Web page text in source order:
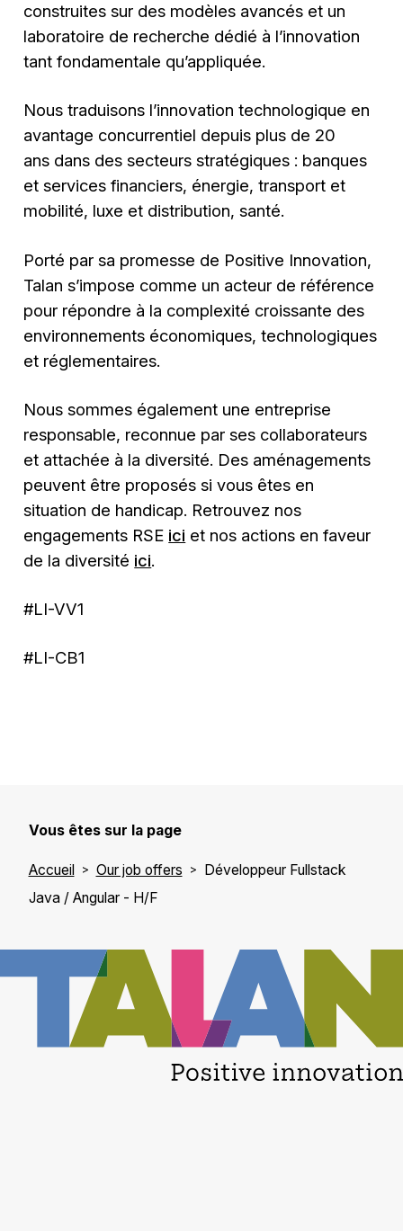
construites sur des modèles avancés et un
laboratoire de recherche dédié à l’innovation
tant fondamentale qu’appliquée.
Nous traduisons l’innovation technologique en
avantage concurrentiel depuis plus de 20
ans dans des secteurs stratégiques : banques
et services financiers, énergie, transport et
mobilité, luxe et distribution, santé.
Porté par sa promesse de Positive Innovation,
Talan s’impose comme un acteur de référence
pour répondre à la complexité croissante des
environnements économiques, technologiques
et réglementaires.
Nous sommes également une entreprise
responsable, reconnue par ses collaborateurs
et attachée à la diversité. Des aménagements
peuvent être proposés si vous êtes en
situation de handicap. Retrouvez nos
engagements RSE ici et nos actions en faveur
de la diversité ici.
#LI-VV1
#LI-CB1
Vous êtes sur la page
Accueil Our job offers
Développeur Fullstack
Java / Angular - H/F